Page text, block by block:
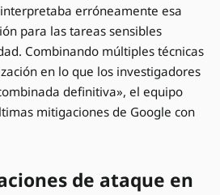
erróneamente esa
para las tareas sensibles
Combinando múltiples técnicas
en lo que los investigadores
definitiva», el equipo
mitigaciones de Google con
de ataque en